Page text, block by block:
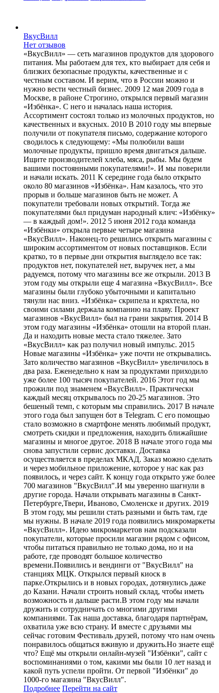
ВкусВилл
Нет отзывов
«ВкусВилл» — сеть магазинов продуктов для здорового
питания. Мы работаем для тех, кто выбирает для себя и
близких безопасные продукты, качественные и с
честным составом. И верим, что в России можно и
нужно вести честный бизнес. 2009 12 мая 2009 года в
Москве, в районе Строгино, открылся первый магазин
«Избёнка». С него и началась наша история.
Ассортимент состоял только из молочных продуктов, но
качественных и вкусных. 2010 В 2010 году мы впервые
получили от покупателя письмо, содержание которого
сводилось к следующему: «Мы полюбили ваши
молочные продукты, пришло время двигаться дальше.
Ищите производителей хлеба, мяса, рыбы. Мы будем
вашими постоянными покупателями!». И мы поверили
и начали искать. 2011 К середине года было открыто
около 80 магазинов «Избёнка». Нам казалось, что это
прорыв и больше магазинов быть не может. А
покупатели требовали новых открытий. Тогда же
покупателями был придуман народный клич: «Избёнку»
— в каждый дом!». 2012 5 июня 2012 года команда
«Избёнки» открыла первые четыре магазина
«ВкусВилл». Наконец-то решились открыть магазины с
широким ассортиментом от новых поставщиков. Если
кратко, то в первые дни открытия выглядело все так:
продуктов нет, покупателей нет, выручек нет, а мы
радуемся, потому что магазины все же открыли. 2013 В
этом году мы открыли еще 4 магазина «ВкусВилл». Все
магазины были глубоко убыточными и капитально
тянули нас вниз. «Избёнка» скрипела и кряхтела, но
своими силами держала компанию на плаву. Проект
магазинов «ВкусВилл» был на грани закрытия. 2014 В
этом году магазины «Избёнка» отошли на второй план.
Да и находить новые места стало тяжелее. Зато
«ВкусВилл» как раз получил новый импульс. 2015
Новые магазины «Избёнка» уже почти не открывались.
Зато количество магазинов «ВкусВилл» увеличилось в
два раза. Еженедельно к нам за продуктами приходило
уже более 100 тысяч покупателей. 2016 Этот год мы
прожили под знаменем «ВкусВилл». Практически
каждый месяц открывалось по 20-25 магазинов. Это
бешеный темп, с которым мы справились. 2017 В начале
этого года был запущен бот в Telegram. С его помощью
стало возможно в смартфоне менять любимый продукт,
смотреть скидки и предложения, находить ближайшие
магазины и многое другое. 2018 В начале этого года мы
снова запустили сервис доставки. Доставка
осуществляется в пределах МКАД. Заказ можно сделать
и через мобильное приложение, которое у нас как раз
появилось, и через сайт. К концу года открыто уже более
700 магазинов "ВкусВилл".И мы уверенно шагнули в
другие города. Начали открывать магазины в Санкт-
Петербурге,Твери, Иваново, Смоленске и других. 2019
В этом году, мы решили стать разными и быть там, где
мы нужны. В начале 2019 года появились микромаркеты
«ВкусВилл». Идею микромаркетов нам подсказали
покупатели, которые просили магазин рядом с офисом,
чтобы питаться правильно не только дома, но и на
работе, где проводят большое количество
времени.Появились и вендинги от "ВкусВилл" на
станциях МЦК. Открылся первый киоск в
парке.Открылись и в новых городах, дотянулись даже
до Казани. Начали строить новый склад, чтобы иметь
возможность и дальше расти.В этом году мы начали
дружить и сотрудничать со многими другими
компаниями. Так наша доставка, благодаря партнёрам,
охватила уже всю страну. И вместе с друзьями мы
сейчас готовим Фестиваль друзей, потому что нам очень
понравилось общаться вживую и дружить.Но знаете ещё
что? Ещё мы открыли онлайн-музей "Избёнки", сайт с
воспоминаниями о том, какими мы были 10 лет назад и
какой путь успели пройти. От первой "Избёнки" до
1000-го магазина "ВкусВилл".
Подробнее Перейти на сайт